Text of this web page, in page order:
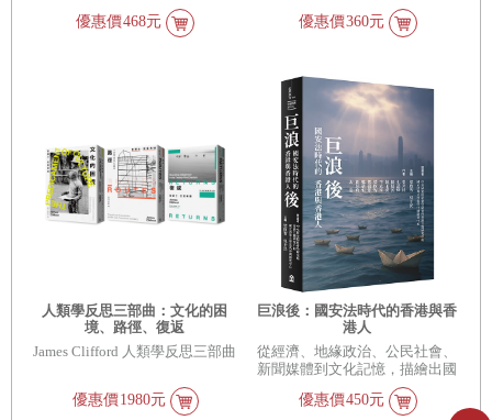
派駐北京，親眼見證中國的轉變
優惠價468元
優惠價360元
人類學反思三部曲：文化的困
境、路徑、復返
James Clifford 人類學反思三部曲
優惠價1980元
巨浪後：國安法時代的香港與香
港人
從經濟、地緣政治、公民社會、
新聞媒體到文化記憶，描繪出國
安法時代下的香港景觀
優惠價450元